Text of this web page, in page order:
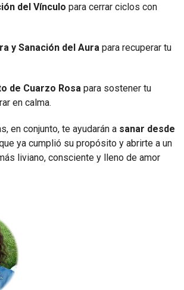
del Vínculo para cerrar ciclos con
y Sanación del Aura para recuperar tu
de Cuarzo Rosa para sostener tu
en calma.
en conjunto, te ayudarán a sanar desde
ya cumplió su propósito y abrirte a un
liviano, consciente y lleno de amor